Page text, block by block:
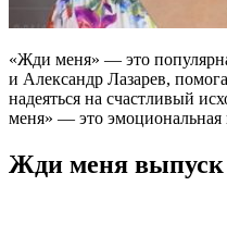
«Жди меня» — это
и Александр Лазарев,
надеяться на счастливый
меня» — это эмоциональная
Жди меня выпуск